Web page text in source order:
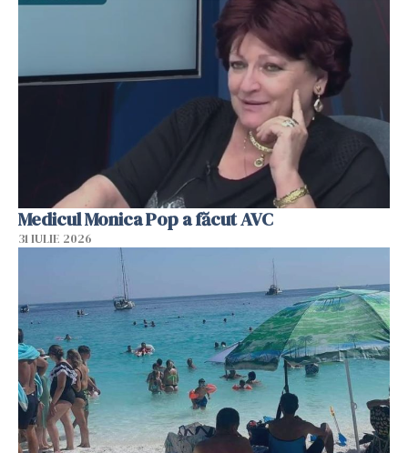
Medicul Monica Pop a făcut AVC
31 IULIE 2026